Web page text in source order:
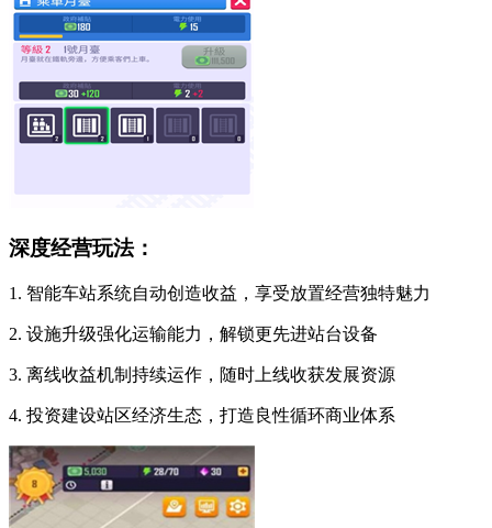
深度经营玩法：
1. 智能车站系统自动创造收益，享受放置经营独特魅力
2. 设施升级强化运输能力，解锁更先进站台设备
3. 离线收益机制持续运作，随时上线收获发展资源
4. 投资建设站区经济生态，打造良性循环商业体系